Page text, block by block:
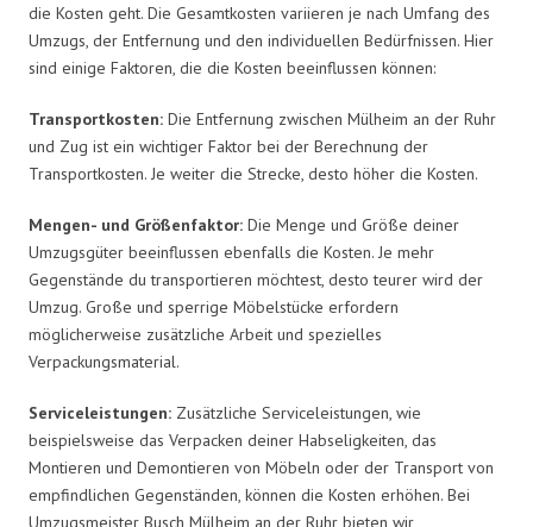
die Kosten geht. Die Gesamtkosten variieren je nach Umfang des
Umzugs, der Entfernung und den individuellen Bedürfnissen. Hier
sind einige Faktoren, die die Kosten beeinflussen können:
Transportkosten: Die Entfernung zwischen Mülheim an der Ruhr
und Zug ist ein wichtiger Faktor bei der Berechnung der
Transportkosten. Je weiter die Strecke, desto höher die Kosten.
Mengen- und Größenfaktor: Die Menge und Größe deiner
Umzugsgüter beeinflussen ebenfalls die Kosten. Je mehr
Gegenstände du transportieren möchtest, desto teurer wird der
Umzug. Große und sperrige Möbelstücke erfordern
möglicherweise zusätzliche Arbeit und spezielles
Verpackungsmaterial.
Serviceleistungen: Zusätzliche Serviceleistungen, wie
beispielsweise das Verpacken deiner Habseligkeiten, das
Montieren und Demontieren von Möbeln oder der Transport von
empfindlichen Gegenständen, können die Kosten erhöhen. Bei
Umzugsmeister Busch Mülheim an der Ruhr bieten wir